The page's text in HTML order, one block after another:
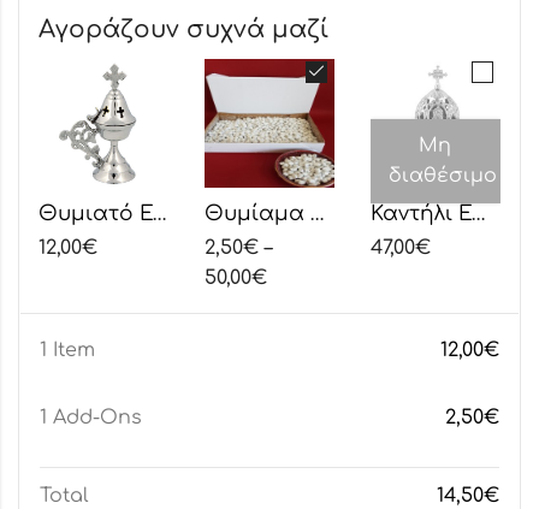
Αγοράζουν συχνά μαζί
Θυμιατό Επιτραπέζιο Επινικελωμένο Λείο
12,00€
Θυμίαμα Βανίλια Εξαιρετικής Ποιότητας
2,50€ –
50,00€
Καντήλι Επιτραπέζιο Επινικελωμένο Σκαλιστό
47,00€
Μη
διαθέσιμο
1 Item 12,00€
1 Add-Ons 2,50€
Total 14,50€